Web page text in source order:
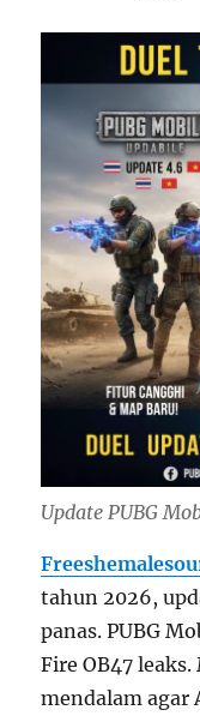
Update PUBG
tahun 2026,
panas. PUBG
Fire OB47
mendalam agar